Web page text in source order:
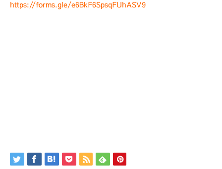
https://forms.gle/e6BkF6SpsqFUhASV9